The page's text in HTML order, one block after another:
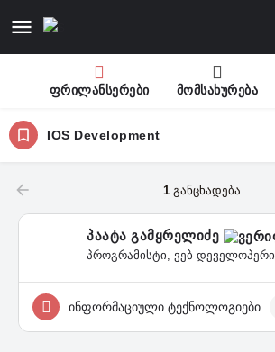
ფრილანსერები მომსახურება
IOS Development
1 განცხადება
პაატა გამყრელიძე
პროგრამისტი, ვებ დეველოპერი
ინფორმაციული ტექნოლოგიები